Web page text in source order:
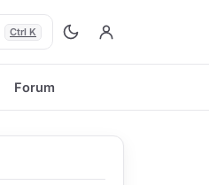
Ctrl K
Forum